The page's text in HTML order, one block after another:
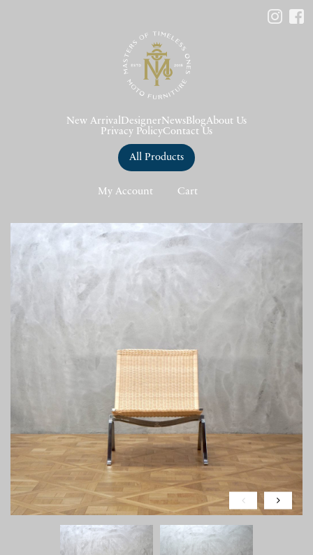
New Arrival DesignerNews BlogAbout Us
Privacy PolicyContact Us
All Products
My Account Cart